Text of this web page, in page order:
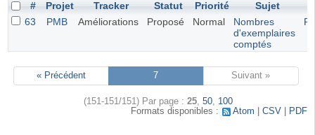
# Projet Tracker Statut Priorité
Sujet
63
PMB Améliorations Proposé Normal
Nombres
d'exemplaires
comptés
« Précédent 7 Suivant »
(151-151/151) Par page : 25, 50, 100
Formats disponibles :
Atom CSV PDF